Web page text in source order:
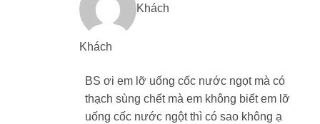
Khách
Khách
BS ơi em lỡ uống cốc nước ngọt mà có
thạch sùng chết mà em không biết em lỡ
uống cốc nước ngột thì có sao không ạ